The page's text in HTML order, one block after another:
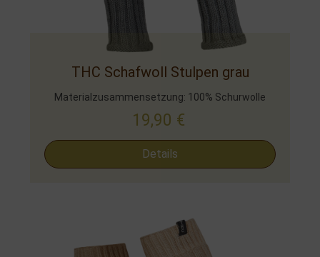
THC Schafwoll Stulpen grau
Materialzusammensetzung: 100% Schurwolle
19,90 €
Details